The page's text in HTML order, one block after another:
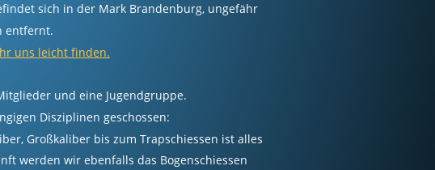
sich in der Mark Brandenburg, ungefähr
entfernt.
uns leicht finden.
und eine Jugendgruppe.
Disziplinen geschossen:
Großkaliber bis zum Trapschiessen ist alles
werden wir ebenfalls das Bogenschiessen